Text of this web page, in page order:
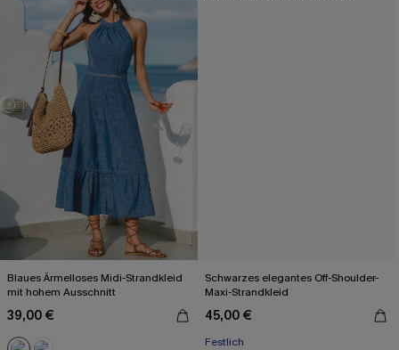
Blaues Ärmelloses Midi-Strandkleid
mit hohem Ausschnitt
39,00 €
Schwarzes elegantes Off-Shoulder-
Maxi-Strandkleid
45,00 €
Festlich